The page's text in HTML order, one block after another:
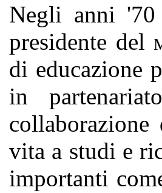
Negli anni
presidente del
di educazione
in
vita a studi e
importanti